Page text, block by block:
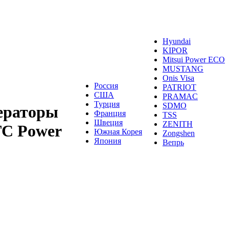
Hyundai
KIPOR
Mitsui Power ECO
MUSTANG
Onis Visa
PATRIOT
PRAMAC
SDMO
TSS
ZENITH
Zongshen
Вепрь
Россия
США
Турция
Франция
Швеция
Южная Корея
Япония
Power